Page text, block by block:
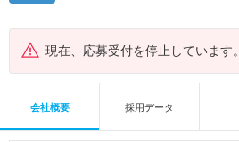
現在、応募受付を停止しています。
会社概要 採用データ